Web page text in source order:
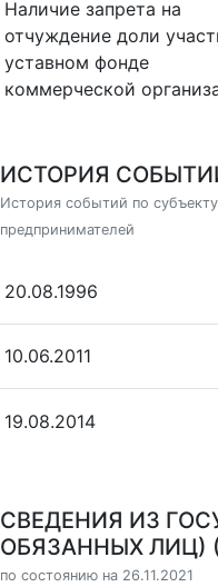
Наличие запрета на
отчуждение доли
уставном фонде
коммерческой
ИСТОРИЯ
История событий по
предпринимателей
20.08.1996
10.06.2011
19.08.2014
СВЕДЕНИЯ ИЗ
ОБЯЗАННЫХ ЛИЦ)
по состоянию на 26.11.2021